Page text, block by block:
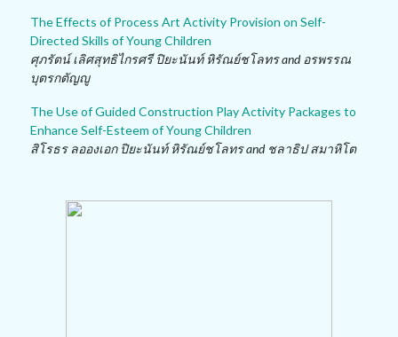
The Effects of Process Art Activity Provision on Self-
Directed Skills of Young Children
ศุภรัตน์ เลิศสุทธิไกรศรี ปิยะนันท์ หิรัณย์ชโลทร and อรพรรณ
บุตรกตัญญู
The Use of Guided Construction Play Activity Packages to
Enhance Self-Esteem of Young Children
สิโรธร ลอองเอก ปิยะนันท์ หิรัณย์ชโลทร and ชลาธิป สมาหิโต